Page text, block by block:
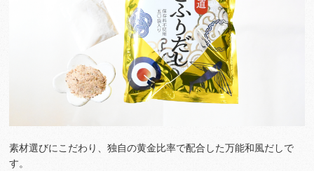
素材選びにこだわり、独自の黄金比率で配合した万能和風だしで
す。